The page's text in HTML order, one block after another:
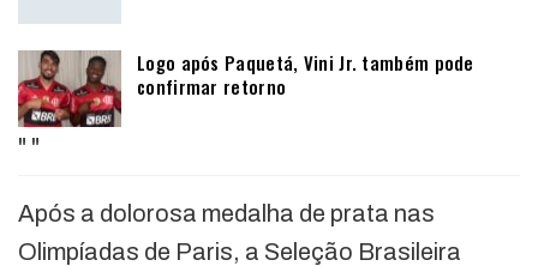
Logo após Paquetá, Vini Jr. também pode
confirmar retorno
" "
Após a dolorosa medalha de prata nas
Olimpíadas de Paris, a Seleção Brasileira